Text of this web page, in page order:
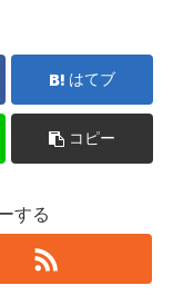
はてブ
コピー
する